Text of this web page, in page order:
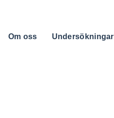
Om oss Undersökningar